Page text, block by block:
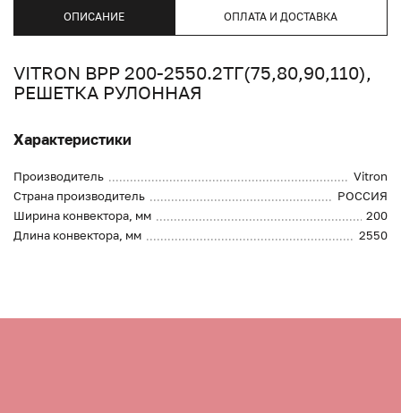
ОПИСАНИЕ ОПЛАТА И ДОСТАВКА
VITRON ВРР 200-2550.2ТГ(75,80,90,110),
РЕШЕТКА РУЛОННАЯ
Характеристики
Производитель
Vitron
Страна производитель
РОССИЯ
Ширина конвектора, мм
200
Длина конвектора, мм
2550